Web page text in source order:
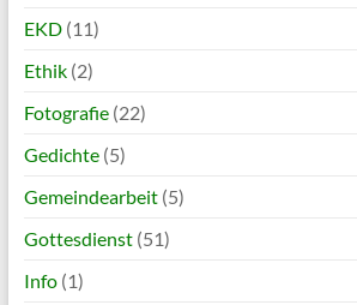
EKD(11)
Ethik(2)
Fotografie(22)
Gedichte(5)
Gemeindearbeit(5)
Gottesdienst(51)
Info(1)